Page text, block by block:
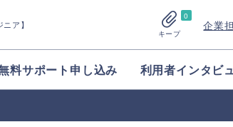
ア】
0
キープ
企業
料サポート申し込み 利用者インタビ